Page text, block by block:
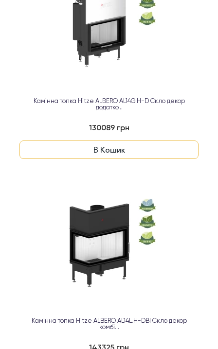
Камінна топка Hitze ALBERO AL14G.H-D Скло декор
додатко...
130089 грн
В Кошик
Камінна топка Hitze ALBERO AL14L.H-DBI Скло декор
комбі...